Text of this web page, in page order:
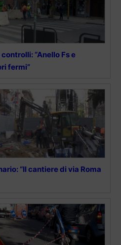
“Anello Fs e
fermi”
“Il cantiere di via Roma